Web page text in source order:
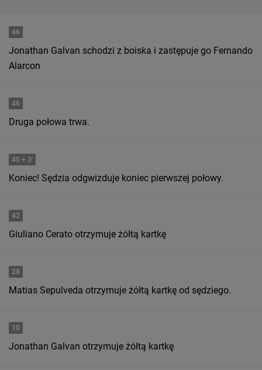
46
Jonathan Galvan schodzi z boiska i zastępuje go Fernando
Alarcon
46
Druga połowa trwa.
45 + 3'
Koniec! Sędzia odgwizduje koniec pierwszej połowy.
42
Giuliano Cerato otrzymuje żółtą kartkę
28
Matias Sepulveda otrzymuje żółtą kartkę od sędziego.
10
Jonathan Galvan otrzymuje żółtą kartkę